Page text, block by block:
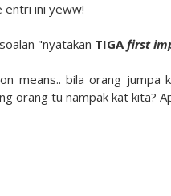
entri ini yeww!
"nyatakan TIGAfirst
means.. bila orang jumpa
orang tu nampak kat kita?